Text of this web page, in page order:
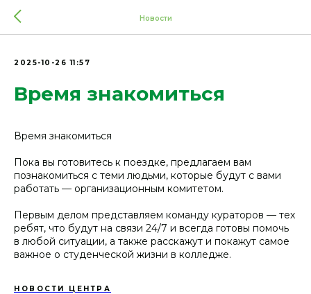
Новости
2025-10-26 11:57
Время знакомиться
Время знакомиться
Пока вы готовитесь к поездке, предлагаем вам
познакомиться с теми людьми, которые будут с вами
работать — организационным комитетом.
Первым делом представляем команду кураторов — тех
ребят, что будут на связи 24/7 и всегда готовы помочь
в любой ситуации, а также расскажут и покажут самое
важное о студенческой жизни в колледже.
НОВОСТИ ЦЕНТРА